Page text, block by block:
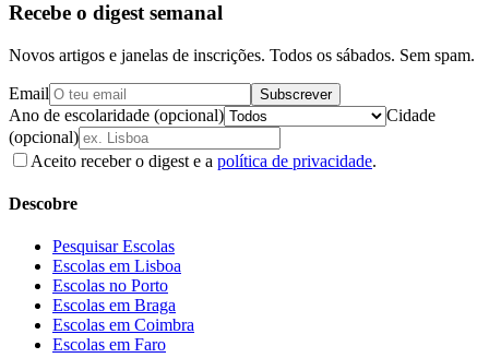
Recebe o digest semanal
Novos artigos e janelas de inscrições. Todos os sábados. Sem spam.
Email Subscrever
Ano de escolaridade (opcional)
Cidade
(opcional)
Aceito receber o digest e a política de privacidade.
Descobre
Pesquisar Escolas
Escolas em Lisboa
Escolas no Porto
Escolas em Braga
Escolas em Coimbra
Escolas em Faro